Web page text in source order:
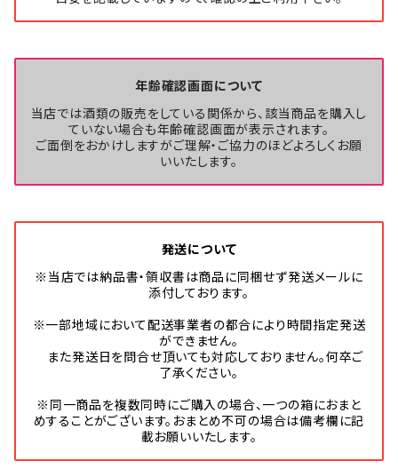
年齢確認画面について
当店では酒類の販売をしている関係から、該当商品を購入し
ていない場合も年齢確認画面が表示されます。
ご面倒をおかけしますがご理解・ご協力のほどよろしくお願
いいたします。
発送について
※当店では納品書・領収書は商品に同梱せず発送メールに
添付しております。
※一部地域において配送事業者の都合により時間指定発送
ができません。
また発送日を問合せ頂いても対応しておりません。何卒ご
了承ください。
※同一商品を複数同時にご購入の場合、一つの箱におまと
めすることがございます。おまとめ不可の場合は備考欄に記
載お願いいたします。